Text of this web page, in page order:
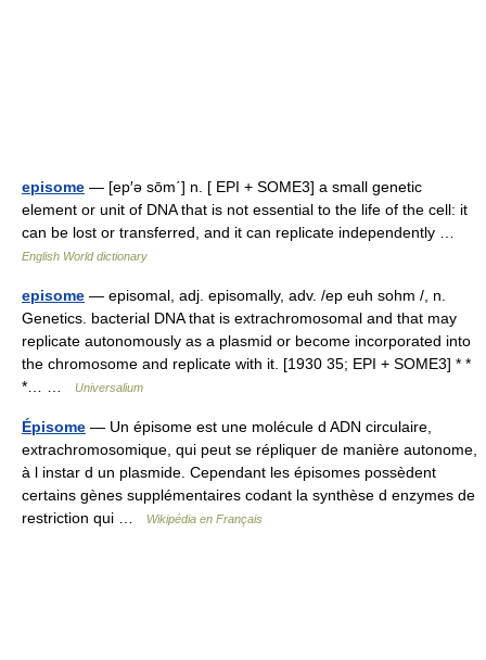
episome — [ep′ə sōm΄] n. [ EPI + SOME3] a small genetic
element or unit of DNA that is not essential to the life of the cell: it
can be lost or transferred, and it can replicate independently …
English World dictionary
episome — episomal, adj. episomally, adv. /ep euh sohm /, n.
Genetics. bacterial DNA that is extrachromosomal and that may
replicate autonomously as a plasmid or become incorporated into
the chromosome and replicate with it. [1930 35; EPI + SOME3] * *
*… …
Universalium
Épisome — Un épisome est une molécule d ADN circulaire,
extrachromosomique, qui peut se répliquer de manière autonome,
à l instar d un plasmide. Cependant les épisomes possèdent
certains gènes supplémentaires codant la synthèse d enzymes de
restriction qui …
Wikipédia en Français